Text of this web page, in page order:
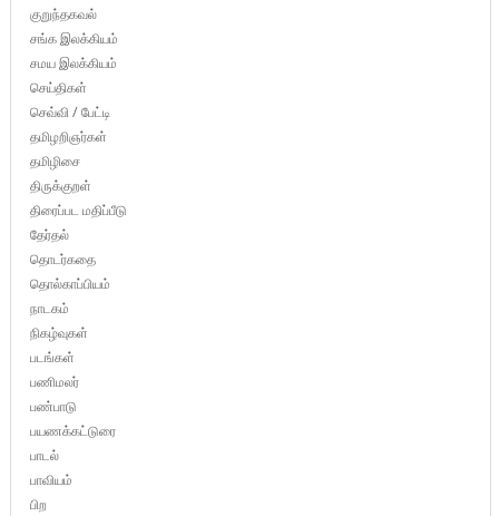
குறுந்தகவல்
சங்க இலக்கியம்
சமய இலக்கியம்
செய்திகள்
செவ்வி / பேட்டி
தமிழறிஞர்கள்
தமிழிசை
திருக்குறள்
திரைப்பட மதிப்பீடு
தேர்தல்
தொடர்கதை
தொல்காப்பியம்
நாடகம்
நிகழ்வுகள்
படங்கள்
பணிமலர்
பண்பாடு
பயணக்கட்டுரை
பாடல்
பாவியம்
பிற